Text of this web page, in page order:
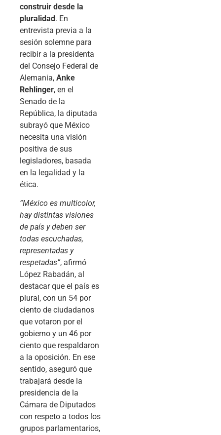
construir desde la
pluralidad. En
entrevista previa a la
sesión solemne para
recibir a la presidenta
del Consejo Federal de
Alemania, Anke
Rehlinger, en el
Senado de la
República, la diputada
subrayó que México
necesita una visión
positiva de sus
legisladores, basada
en la legalidad y la
ética.
“México es multicolor,
hay distintas visiones
de país y deben ser
todas escuchadas,
representadas y
respetadas”, afirmó
López Rabadán, al
destacar que el país es
plural, con un 54 por
ciento de ciudadanos
que votaron por el
gobierno y un 46 por
ciento que respaldaron
a la oposición. En ese
sentido, aseguró que
trabajará desde la
presidencia de la
Cámara de Diputados
con respeto a todos los
grupos parlamentarios,